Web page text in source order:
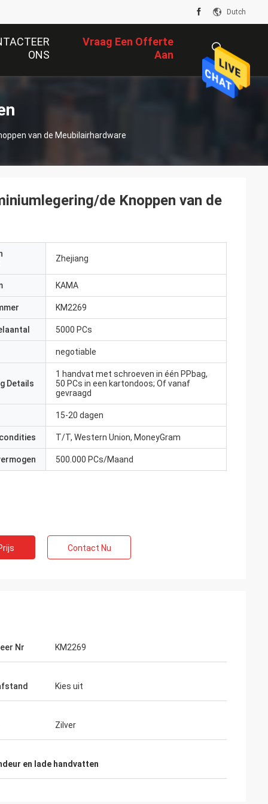
Dutch
ONS
Vraag Een Offerte
Aan
van de Meubilairhardware
de Knoppen van de
Zhejiang
KAMA
KM2269
5000 PCs
negotiable
Details
1 handvat met schroeven in één PPbag,
50 PCs in een kartondoos; Of vanaf
gevraagd
15-20 dagen
T/T, Western Union, MoneyGram
500.000 PCs/Maand
Contact Nu
Nr KM2269
Kies uit
Zilver
en lade handvatten